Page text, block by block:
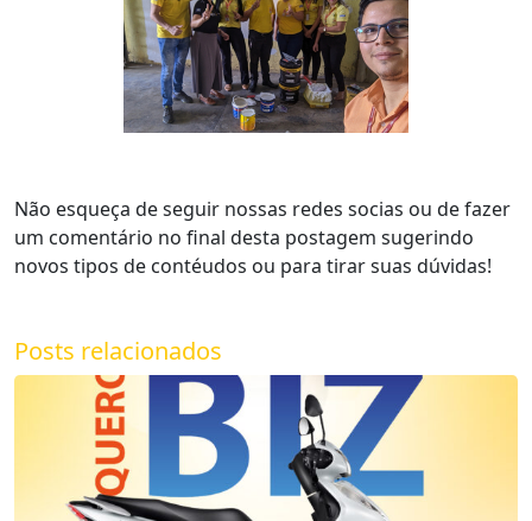
Não esqueça de seguir nossas redes socias ou de fazer
um comentário no final desta postagem sugerindo
novos tipos de contéudos ou para tirar suas dúvidas!
Posts relacionados